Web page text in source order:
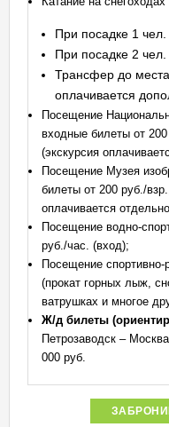
При посадке 1
При посадке 2
Трансфер до
оплачивается
Посещение
входные билеты от
(экскурсия
Посещение Музея
билеты от 200 руб./
оплачивается
Посещение водно-
руб./час. (вход);
Посещение спортивно-
(прокат горных лыж,
ватрушках и многое
Ж/д билеты
Петрозаводск –
000 руб.